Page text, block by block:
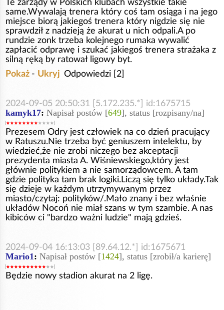
Te zarządy w Polskich klubach wszystkie takie
same.Wywalają trenera który coś tam osiąga i na jego
miejsce biorą jakiegoś trenera który nigdzie się nie
sprawdził z nadzieją że akurat u nich odpali.A po
rundzie zonk trzeba kolejnego rumaka wywalić
zapłacić odprawę i szukać jakiegoś trenera strażaka z
silną ręką by ratował ligowy byt.
Pokaż - Ukryj Odpowiedzi [2]
2024-09-05 20:50:31 [5.172.235.*] id:1675715
kamyk17: Napisał postów [649], status [rozpisany/na]
Prezesem Odry jest człowiek na co dzień pracujący
w Ratuszu.Nie trzeba być geniuszem intelektu, by
wiedzieć,że nie zrobi niczego bez akceptacji
prezydenta miasta A. Wiśniewskiego,który jest
głównie politykiem a nie samorządowcem. A tam
gdzie polityka tam brak logiki.Liczą się tylko układy.Tak
się dzieje w każdym utrzymywanym przez
miasto/czytaj: polityków/.Mało znany i bez właśnie
układów Nocoń nie miał szans w tym szambie. A nas
kibiców ci "bardzo ważni ludzie" mają gdzieś.
2024-09-04 16:13:03 [89.64.12.*] id:1675671
Mario1: Napisał postów [1424], status [zrobił/a karierę]
Będzie nowy stadion akurat na 2 ligę.